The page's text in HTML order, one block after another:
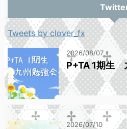
Tweets by clover_fx
2026/08/07
P+TA 1期生
2026/07/10